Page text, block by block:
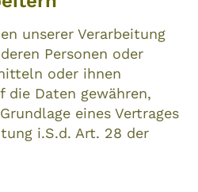
unserer Verarbeitung
Personen oder
oder ihnen
die Daten gewähren,
eines Vertrages
i.S.d. Art. 28 der